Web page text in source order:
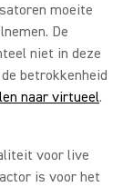
moeite
De
niet in deze
betrokkenheid
naar virtueel.
voor live
is voor het